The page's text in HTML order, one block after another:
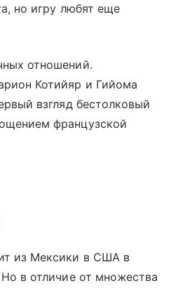
но игру любят еще
отношений.
Котийяр и Гийома
взгляд бестолковый
французской
из Мексики в США в
в отличие от множества